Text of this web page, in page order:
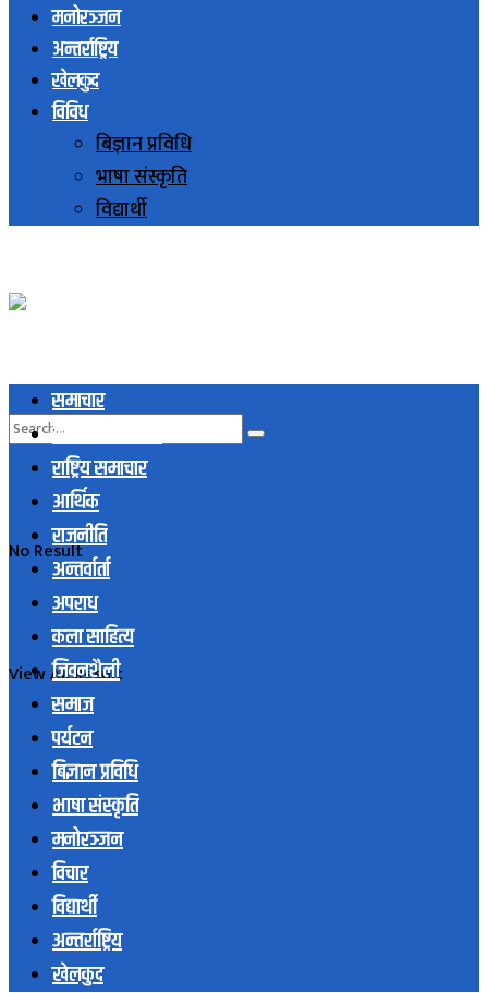
मनोरञ्जन
अन्तर्राष्ट्रिय
खेलकुद
विविध
बिज्ञान प्रविधि
भाषा संस्कृति
विद्यार्थी
No Result
View All Result
समाचार
स्थानिय समाचार
राष्ट्रिय समाचार
आर्थिक
राजनीति
अन्तर्वार्ता
अपराध
कला साहित्य
जिवनशैली
समाज
पर्यटन
बिज्ञान प्रविधि
भाषा संस्कृति
मनोरञ्जन
विचार
विद्यार्थी
अन्तर्राष्ट्रिय
खेलकुद